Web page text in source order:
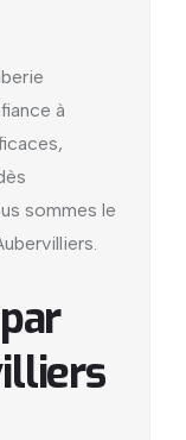
à
sommes le